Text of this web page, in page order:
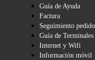
Guía de Ayuda
Factura
Seguimiento pedido
Guía de Terminales
Internet y Wifi
Información móvil